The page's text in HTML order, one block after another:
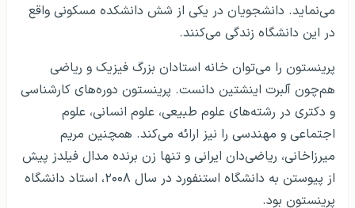
می‌نماید. دانشجویان در یکی از شش دانشکده مسکونی واقع
در این دانشگاه زندگی می‌کنند.
پرینستون را می‌توان خانه استادان بزرگ فیزیک و ریاضی
هم‌چون آلبرت اینشتین دانست. پرینستون دوره‌های کارشناسی
و دکتری در رشته‌های علوم طبیعی، علوم انسانی، علوم
اجتماعی و مهندسی را نیز ارائه می‌کند. همچنین مریم
میرزاخانی، ریاضی‌دان ایرانی و تنها زن برنده مدال فیلدز پیش
از پیوستن به دانشگاه استنفورد در سال ۲۰۰۸، استاد دانشگاه
پرینستون بود.